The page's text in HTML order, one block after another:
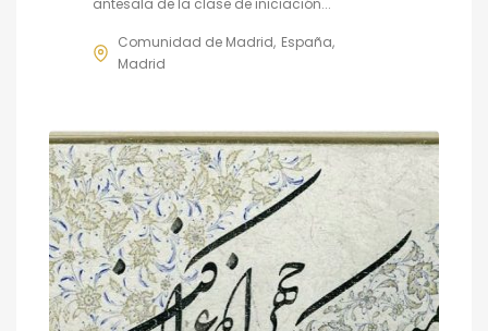
antesala de la clase de iniciación...
Comunidad de Madrid España
Madrid